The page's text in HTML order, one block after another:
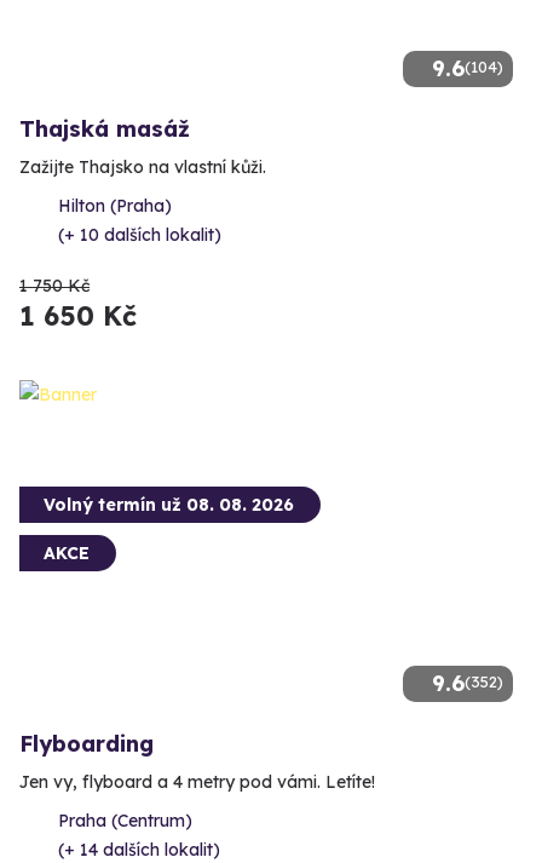
9.6(104)
Thajská masáž
Zažijte Thajsko na vlastní kůži.
Hilton (Praha)
(+ 10 dalších lokalit)
1 750 Kč
1 650 Kč
9.6(352)
Volný termín už 08. 08. 2026
AKCE
Flyboarding
Jen vy, flyboard a 4 metry pod vámi. Letíte!
Praha (Centrum)
(+ 14 dalších lokalit)